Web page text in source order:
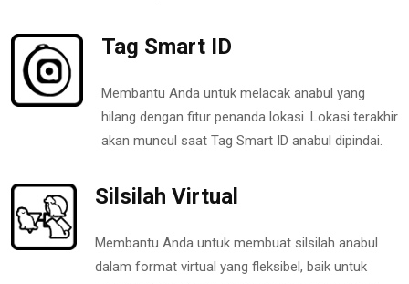
Tag Smart ID
Membantu Anda untuk melacak anabul yang
hilang dengan fitur penanda lokasi. Lokasi terakhir
akan muncul saat Tag Smart ID anabul dipindai.
Silsilah Virtual
Membantu Anda untuk membuat silsilah anabul
dalam format virtual yang fleksibel, baik untuk